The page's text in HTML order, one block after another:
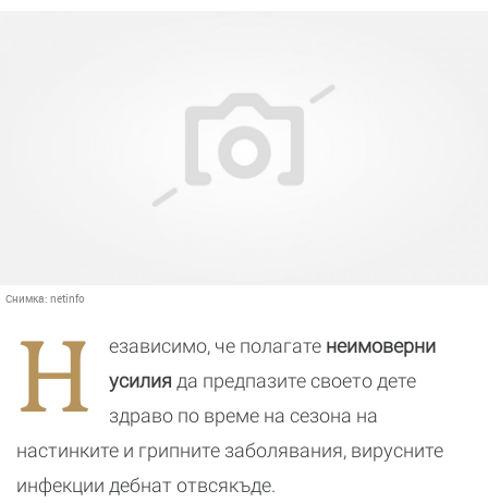
Снимка: netinfo
Н езависимо, че полагате неимоверни
усилия да предпазите своето дете
здраво по време на сезона на
настинките и грипните заболявания, вирусните
инфекции дебнат отвсякъде.